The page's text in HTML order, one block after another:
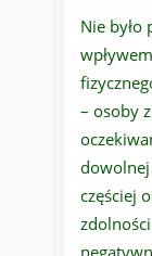
Nie
– osoby
częściej